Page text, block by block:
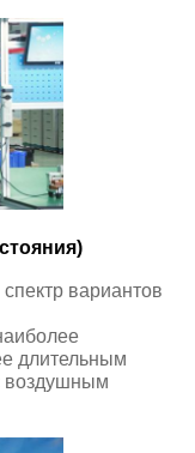
вариантов
длительным
воздушным